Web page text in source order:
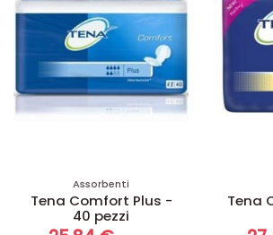
Assorbenti
Tena Comfort Plus -
40 pezzi
Tena